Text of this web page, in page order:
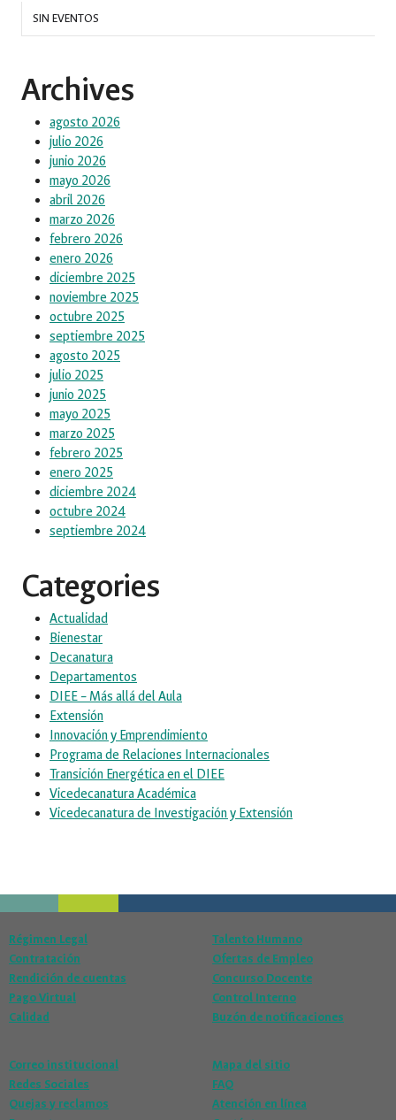
SIN EVENTOS
Archives
agosto 2026
julio 2026
junio 2026
mayo 2026
abril 2026
marzo 2026
febrero 2026
enero 2026
diciembre 2025
noviembre 2025
octubre 2025
septiembre 2025
agosto 2025
julio 2025
junio 2025
mayo 2025
marzo 2025
febrero 2025
enero 2025
diciembre 2024
octubre 2024
septiembre 2024
Categories
Actualidad
Bienestar
Decanatura
Departamentos
DIEE – Más allá del Aula
Extensión
Innovación y Emprendimiento
Programa de Relaciones Internacionales
Transición Energética en el DIEE
Vicedecanatura Académica
Vicedecanatura de Investigación y Extensión
Régimen Legal
Contratación
Rendición de cuentas
Pago Virtual
Calidad
Talento Humano
Ofertas de Empleo
Concurso Docente
Control Interno
Buzón de notificaciones
Correo institucional
Redes Sociales
Quejas y reclamos
Mapa del sitio
FAQ
Atención en línea